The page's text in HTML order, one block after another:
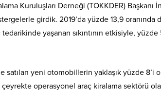
Kuruluşları Derneği (TOKKDER) Başkanı
girdik. 2019’da yüzde 13,9 oranında
yaşanan sıkıntının etkisiyle, yüzde
yeni otomobillerin yaklaşık yüzde 8’i
operasyonel araç kiralama sektörü